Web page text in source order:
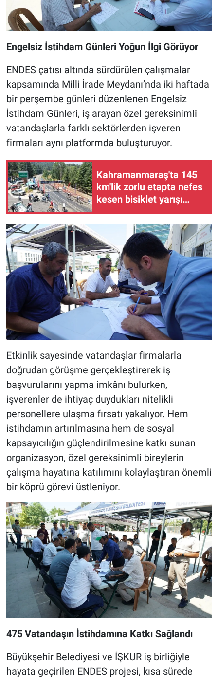
Engelsiz İstihdam Günleri Yoğun İlgi Görüyor
ENDES çatısı altında sürdürülen çalışmalar
kapsamında Milli İrade Meydanı’nda iki haftada
bir perşembe günleri düzenlenen Engelsiz
İstihdam Günleri, iş arayan özel gereksinimli
vatandaşlarla farklı sektörlerden işveren
firmaları aynı platformda buluşturuyor.
Kahramanmaraş'ta 145
km'lik zorlu etapta nefes
kesen bisiklet yarışı
yapıldı
Etkinlik sayesinde vatandaşlar firmalarla
doğrudan görüşme gerçekleştirerek iş
başvurularını yapma imkânı bulurken,
işverenler de ihtiyaç duydukları nitelikli
personellere ulaşma fırsatı yakalıyor. Hem
istihdamın artırılmasına hem de sosyal
kapsayıcılığın güçlendirilmesine katkı sunan
organizasyon, özel gereksinimli bireylerin
çalışma hayatına katılımını kolaylaştıran önemli
bir köprü görevi üstleniyor.
475 Vatandaşın İstihdamına Katkı Sağlandı
Büyükşehir Belediyesi ve İŞKUR iş birliğiyle
hayata geçirilen ENDES projesi, kısa sürede